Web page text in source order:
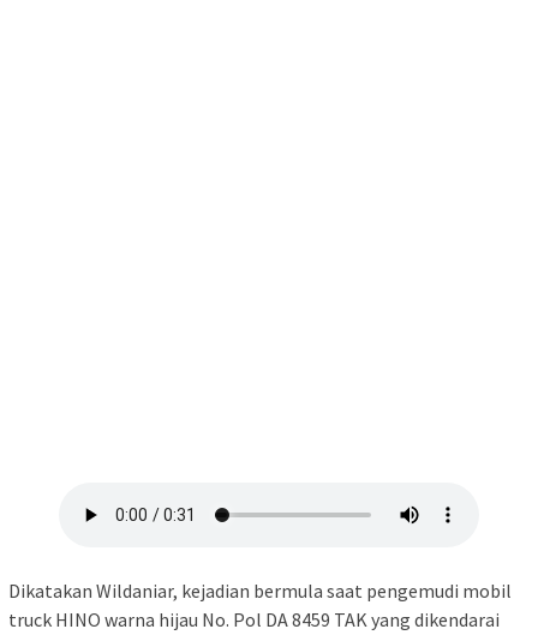
Dikatakan Wildaniar, kejadian bermula saat pengemudi mobil
truck HINO warna hijau No. Pol DA 8459 TAK yang dikendarai